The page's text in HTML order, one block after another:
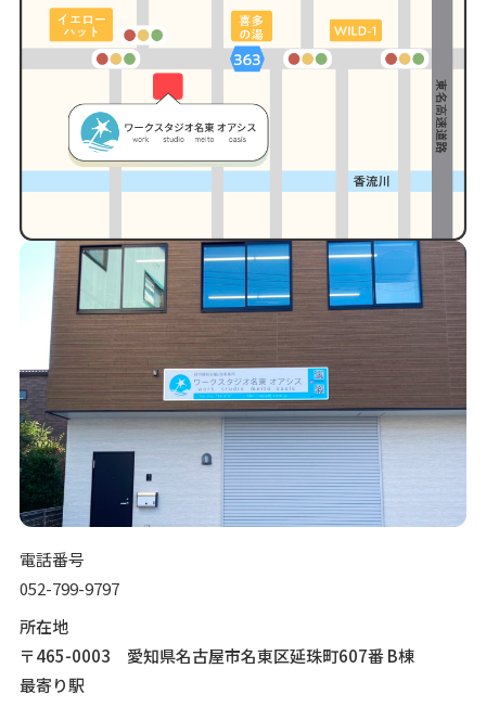
電話番号
052-799-9797
所在地
〒465-0003 愛知県名古屋市名東区延珠町607番 B棟
最寄り駅